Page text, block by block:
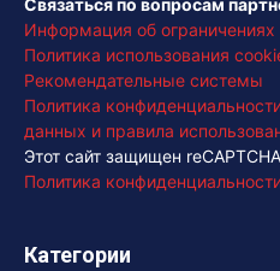
Связаться по вопросам
Информация об ограничениях
Политика использования
Рекомендательные системы
Политика
данных и правила
Этот сайт защищен
Политика
Категории